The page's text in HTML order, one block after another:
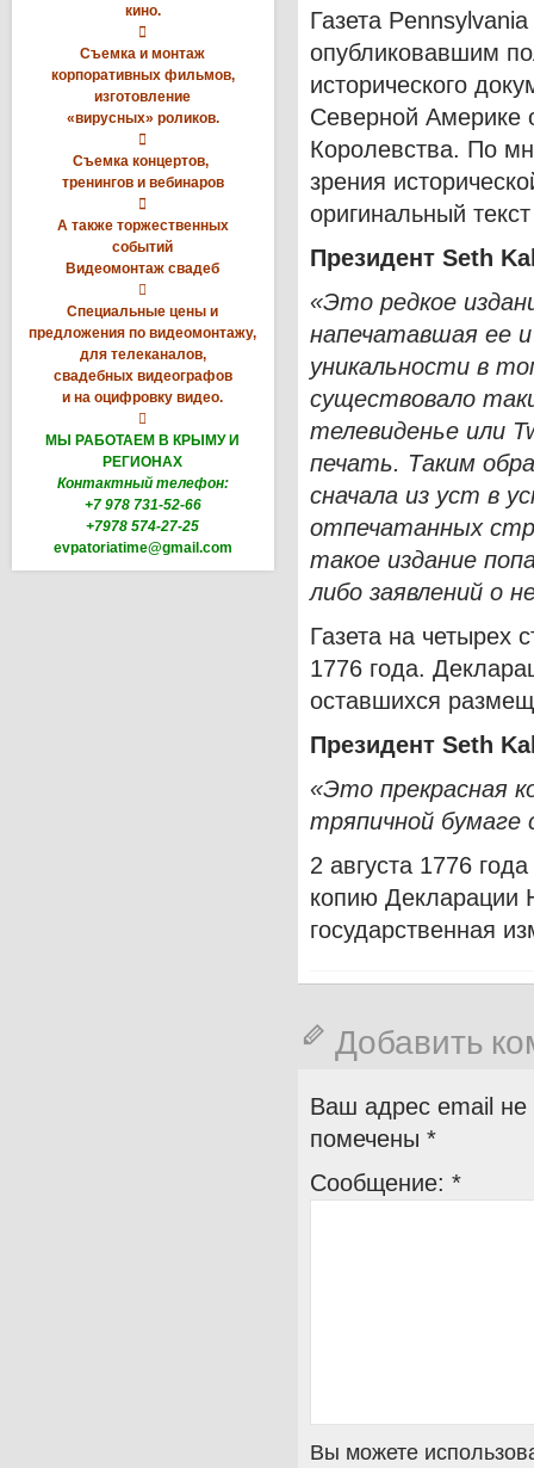
кино.

Съемка и монтаж
корпоративных фильмов,
изготовление
«вирусных» роликов.

Съемка концертов,
тренингов и вебинаров

А также торжественных
событий
Видеомонтаж свадеб

Специальные цены и
предложения по видеомонтажу,
для телеканалов,
свадебных видеографов
и на оцифровку видео.

МЫ РАБОТАЕМ В КРЫМУ И
РЕГИОНАХ
Контактный телефон:
+7 978 731-52-66
+7978 574-27-25
evpatoriatime@gmail.com
Газета
опубликовавшим
исторического
Северной Америке
Королевства. По
зрения
оригинальный
Президент Seth
«Это редкое
напечатавшая ее
уникальности в
существовало
телевиденье или
печать. Таким
сначала из уст в
отпечатанных
такое издание
либо заявлений о
Газета на четырех
1776 года.
оставшихся
Президент Seth
«Это прекрасная
тряпичной бумаге
2 августа 1776
копию Декларации
государственная
Добавить
Ваш адрес email не
помечены *
Сообщение: *
Вы можете